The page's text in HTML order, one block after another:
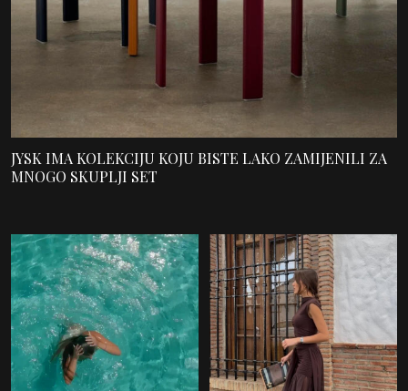
JYSK IMA KOLEKCIJU KOJU BISTE LAKO ZAMIJENILI ZA
MNOGO SKUPLJI SET